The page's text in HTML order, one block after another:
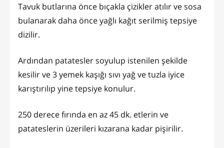
Tavuk butlarına önce bıçakla çizikler atılır ve sosa
bulanarak daha önce yağlı kağıt serilmiş tepsiye
dizilir.
Ardından patatesler soyulup istenilen şekilde
kesilir ve 3 yemek kaşığı sıvı yağ ve tuzla iyice
karıştırılıp yine tepsiye konulur.
250 derece fırında en az 45 dk. etlerin ve
patateslerin üzerileri kızarana kadar pişirilir.